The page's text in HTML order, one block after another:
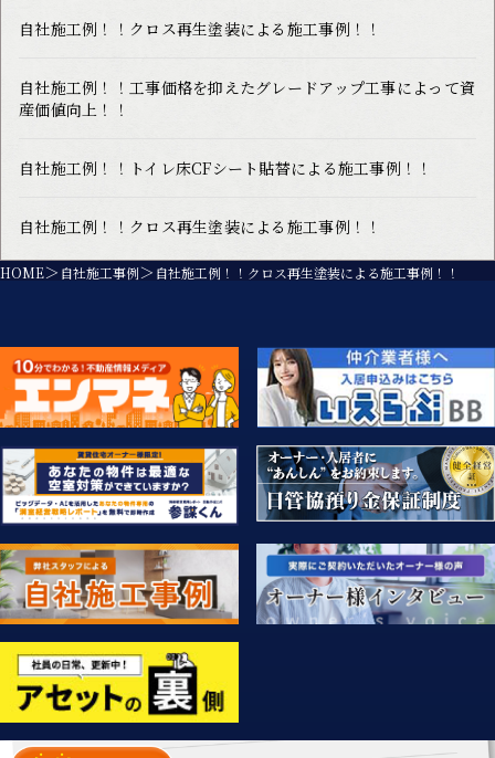
自社施工例！！クロス再生塗装による施工事例！！
自社施工例！！工事価格を抑えたグレードアップ工事によって資
産価値向上！！
自社施工例！！トイレ床CFシート貼替による施工事例！！
自社施工例！！クロス再生塗装による施工事例！！
HOME 自社施工事例 自社施工例！！クロス再生塗装による施工事例！！